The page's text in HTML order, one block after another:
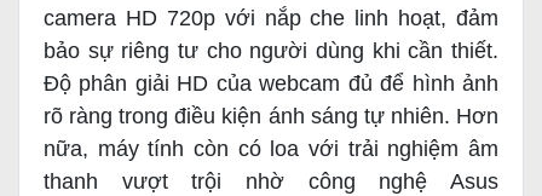
camera HD 720p với nắp che linh hoạt, đảm
bảo sự riêng tư cho người dùng khi cần thiết.
Độ phân giải HD của webcam đủ để hình ảnh
rõ ràng trong điều kiện ánh sáng tự nhiên. Hơn
nữa, máy tính còn có loa với trải nghiệm âm
thanh vượt trội nhờ công nghệ Asus